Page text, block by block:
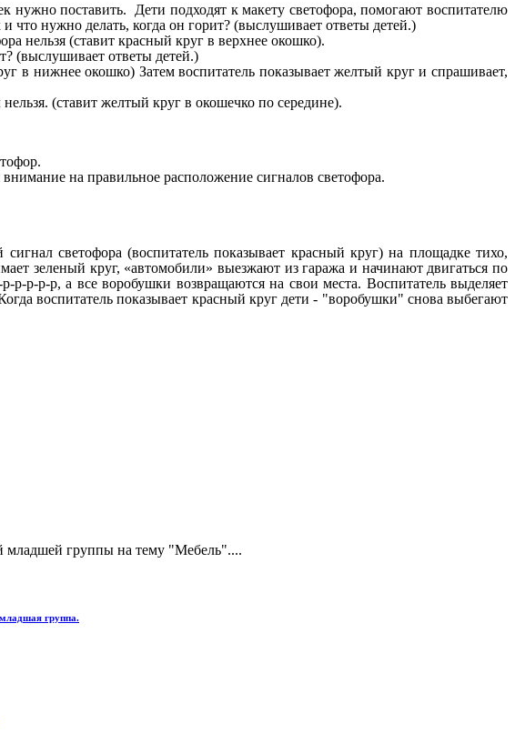
нужно поставить. Дети подходят к макету светофора, помогают воспитателю
что нужно делать, когда он горит? (выслушивает ответы детей.)
нельзя (ставит красный круг в верхнее окошко).
(выслушивает ответы детей.)
в нижнее окошко) Затем воспитатель показывает желтый круг и спрашивает,
(ставит желтый круг в окошечко по середине).
на правильное расположение сигналов светофора.
светофора (воспитатель показывает красный круг) на площадке тихо,
зеленый круг, «автомобили» выезжают из гаража и начинают двигаться по
р-р-р, а все воробушки возвращаются на свои места. Воспитатель выделяет
воспитатель показывает красный круг дети - "воробушки" снова выбегают
младшей группы на тему "Мебель"....
младшая группа.